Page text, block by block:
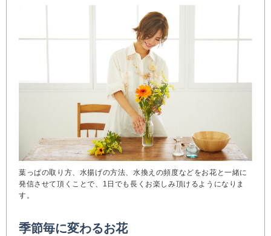
葉っぱの取り方、水揚げの方法、水換えの頻度などをお花と一緒に
発信させて頂くことで、1日でも長くお楽しみ頂けるようになりま
す。
季節毎に変わるお花